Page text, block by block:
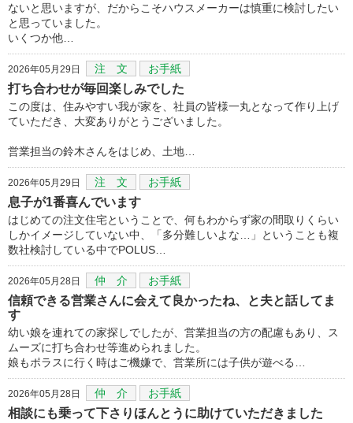
ないと思いますが、だからこそハウスメーカーは慎重に検討したい
と思っていました。
いくつか他…
2026年05月29日 注 文 お手紙
打ち合わせが毎回楽しみでした
この度は、住みやすい我が家を、社員の皆様一丸となって作り上げ
ていただき、大変ありがとうございました。
営業担当の鈴木さんをはじめ、土地…
2026年05月29日 注 文 お手紙
息子が1番喜んでいます
はじめての注文住宅ということで、何もわからず家の間取りくらい
しかイメージしていない中、「多分難しいよな…」ということも複
数社検討している中でPOLUS…
2026年05月28日 仲 介 お手紙
信頼できる営業さんに会えて良かったね、と夫と話してま
す
幼い娘を連れての家探しでしたが、営業担当の方の配慮もあり、ス
ムーズに打ち合わせ等進められました。
娘もポラスに行く時はご機嫌で、営業所には子供が遊べる…
2026年05月28日 仲 介 お手紙
相談にも乗って下さりほんとうに助けていただきました